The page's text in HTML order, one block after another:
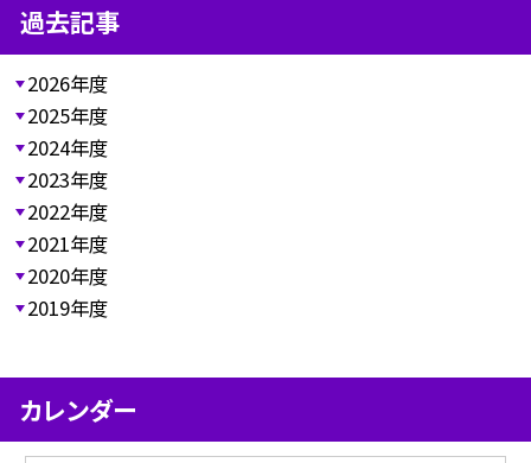
過去記事
2026年度
2025年度
2024年度
2023年度
2022年度
2021年度
2020年度
2019年度
カレンダー